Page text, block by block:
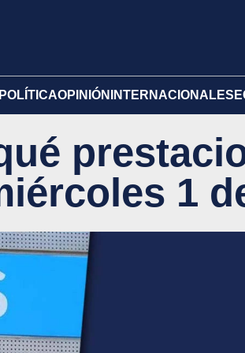
POLÍTICAOPINIÓN INTERNACIONALES
1